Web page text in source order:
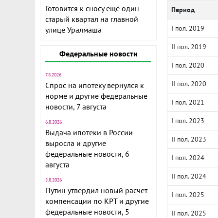
Готовится к сносу ещё один
старый квартал на главной
улице Уралмаша
Федеральные новости
7.8.2026
Спрос на ипотеку вернулся к
норме и другие федеральные
новости, 7 августа
6.8.2026
Выдача ипотеки в России
выросла и другие
федеральные новости, 6
августа
5.8.2026
Путин утвердил новый расчет
компенсации по КРТ и другие
федеральные новости, 5
Период
I пол. 2019
II пол. 2019
I пол. 2020
II пол. 2020
I пол. 2021
I пол. 2023
II пол. 2023
I пол. 2024
II пол. 2024
I пол. 2025
II пол. 2025